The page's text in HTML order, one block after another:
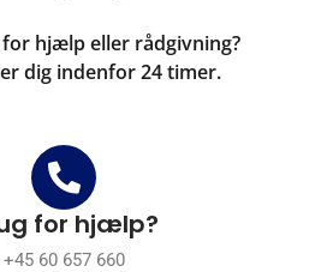
hjælp eller rådgivning?
dig indenfor 24 timer.
for hjælp?
+45 60 657 660